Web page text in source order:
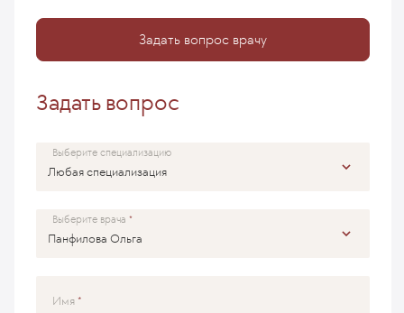
Задать вопрос врачу
Задать вопрос
Выберите специализацию
Выберите врача
Имя